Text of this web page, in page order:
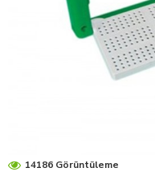
14186 Görüntüleme